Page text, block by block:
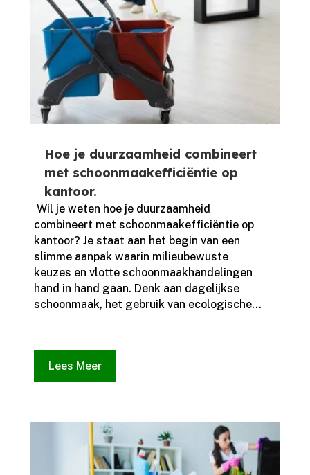
Hoe je duurzaamheid combineert
met schoonmaakefficiëntie op
kantoor.
​ Wil je weten hoe je duurzaamheid
combineert met schoonmaakefficiëntie op
kantoor? Je staat aan het begin van een
slimme aanpak waarin milieubewuste
keuzes en vlotte schoonmaakhandelingen
hand in hand gaan.​ Denk aan dagelijkse
schoonmaak, het gebruik van ecologische...
Lees Meer